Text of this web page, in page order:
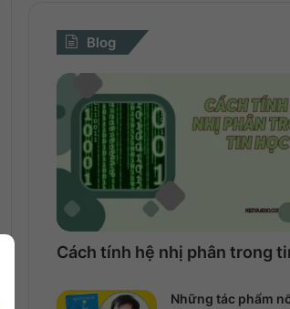
Blog
Cách tính hệ nhị phân trong
Những tác phẩm